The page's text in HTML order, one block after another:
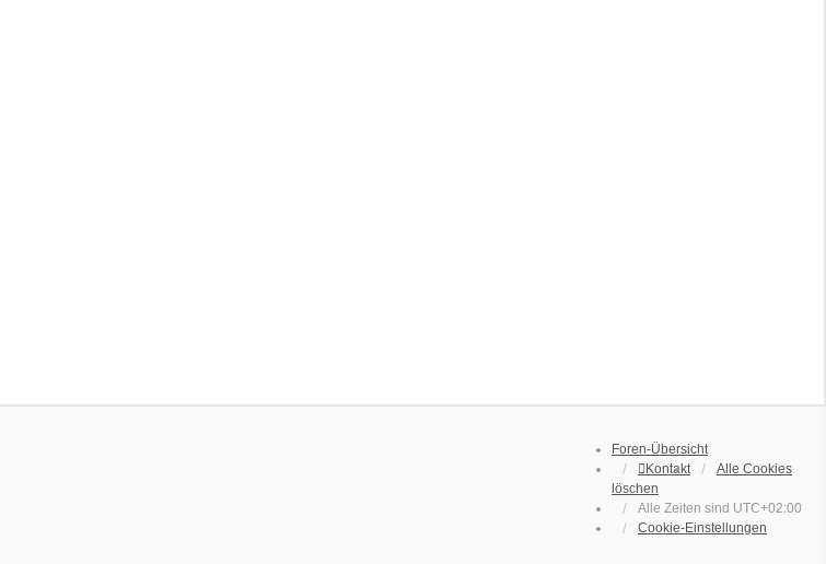
Foren-Übersicht
Kontakt
Alle Cookies
löschen
Alle Zeiten sind UTC+02:00
Cookie-Einstellungen